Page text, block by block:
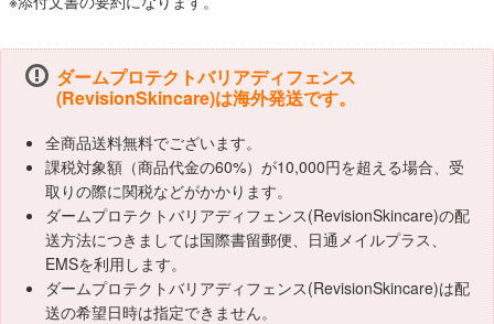
ダームプロテクトバリアディフェンス
(RevisionSkincare)は海外発送です。
全商品送料無料でございます。
課税対象額（商品代金の60%）が10,000円を超える場合、受
取りの際に関税などがかかります。
ダームプロテクトバリアディフェンス(RevisionSkincare)の配
送方法につきましては国際書留郵便、日通メイルプラス、
EMSを利用します。
ダームプロテクトバリアディフェンス(RevisionSkincare)は配
送の希望日時は指定できません。